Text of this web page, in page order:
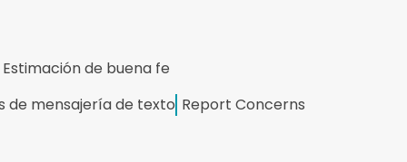
Estimación de buena fe
de mensajería de texto Report Concerns